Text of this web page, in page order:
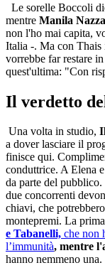
Le sorelle Boccoli
mentre Manila
non l'ho mai capita,
Italia -. Ma con
vorrebbe far restare
quest'ultima: "Con
Il verdetto
Una volta in studio,
a dover lasciare il
finisce qui.
conduttrice. A Elena
da parte del
due concorrenti
chiavi, che
montepremi. La
e Tabanelli, che non
l’immunità, mentre
hanno nemmeno una.